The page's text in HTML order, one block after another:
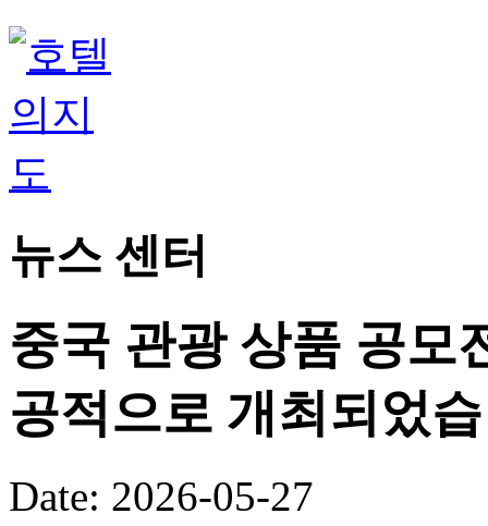
뉴스 센터
중국 관광 상품 공모
공적으로 개최되었
Date: 2026-05-27